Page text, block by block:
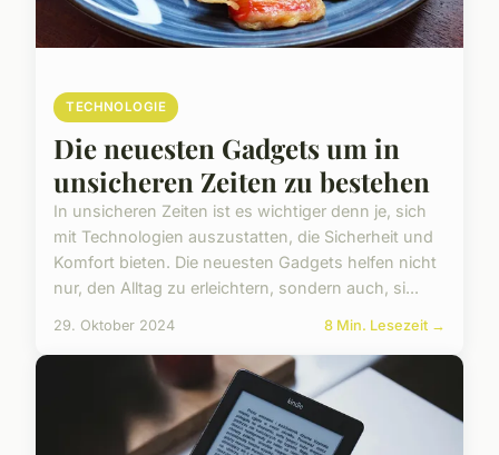
TECHNOLOGIE
Die neuesten Gadgets um in
unsicheren Zeiten zu bestehen
In unsicheren Zeiten ist es wichtiger denn je, sich
mit Technologien auszustatten, die Sicherheit und
Komfort bieten. Die neuesten Gadgets helfen nicht
nur, den Alltag zu erleichtern, sondern auch, si...
29. Oktober 2024 8 Min. Lesezeit →